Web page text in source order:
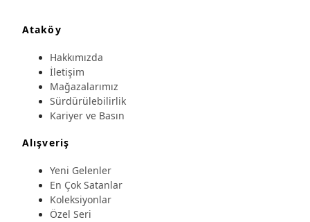
Ataköy
Hakkımızda
İletişim
Mağazalarımız
Sürdürülebilirlik
Kariyer ve Basın
Alışveriş
Yeni Gelenler
En Çok Satanlar
Koleksiyonlar
Özel Seri